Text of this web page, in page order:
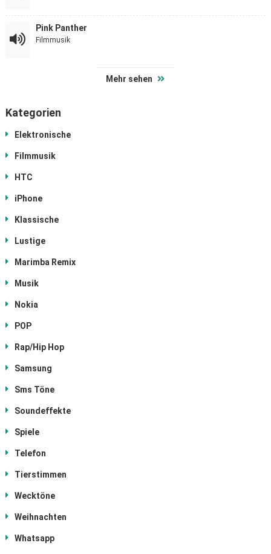
Pink Panther
Filmmusik
Mehr sehen
Kategorien
Elektronische
Filmmusik
HTC
iPhone
Klassische
Lustige
Marimba Remix
Musik
Nokia
POP
Rap/Hip Hop
Samsung
Sms Töne
Soundeffekte
Spiele
Telefon
Tierstimmen
Wecktöne
Weihnachten
Whatsapp